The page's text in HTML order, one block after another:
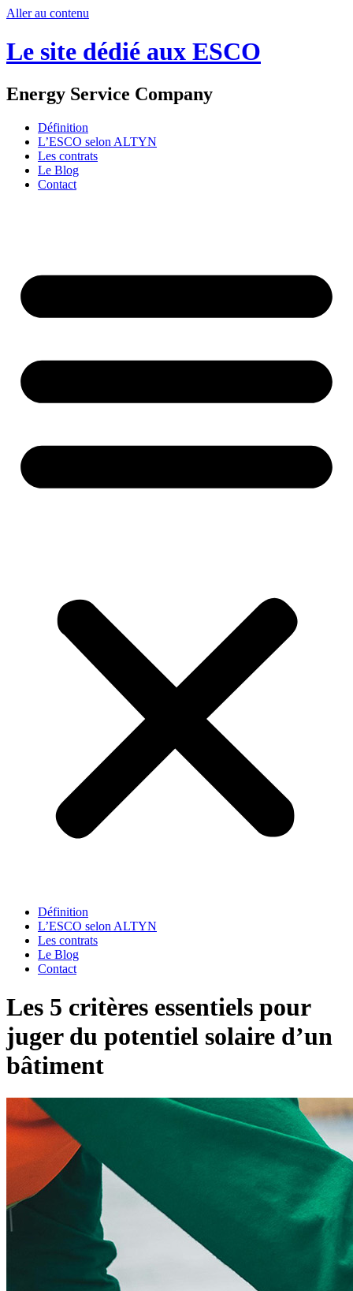
Aller au contenu
Le site dédié aux ESCO
Energy Service Company
Définition
L’ESCO selon ALTYN
Les contrats
Le Blog
Contact
Définition
L’ESCO selon ALTYN
Les contrats
Le Blog
Contact
Les 5 critères essentiels pour
juger du potentiel solaire d’un
bâtiment